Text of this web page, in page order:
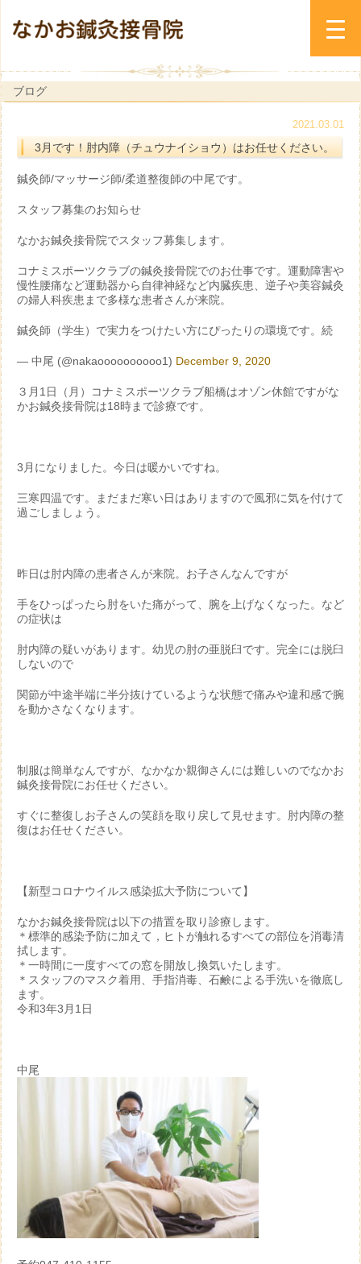
ブログ
2021.03.01
3月です！肘内障（チュウナイショウ）はお任せください。
鍼灸師/マッサージ師/柔道整復師の中尾です。
スタッフ募集のお知らせ
なかお鍼灸接骨院でスタッフ募集します。
コナミスポーツクラブの鍼灸接骨院でのお仕事です。運動障害や
慢性腰痛など運動器から自律神経など内臓疾患、逆子や美容鍼灸
の婦人科疾患まで多様な患者さんが来院。
鍼灸師（学生）で実力をつけたい方にぴったりの環境です。続
— 中尾 (@nakaoooooooooo1) December 9, 2020
３月1日（月）コナミスポーツクラブ船橋はオゾン休館ですがな
かお鍼灸接骨院は18時まで診療です。
3月になりました。今日は暖かいですね。
三寒四温です。まだまだ寒い日はありますので風邪に気を付けて
過ごしましょう。
昨日は肘内障の患者さんが来院。お子さんなんですが
手をひっぱったら肘をいた痛がって、腕を上げなくなった。など
の症状は
肘内障の疑いがあります。幼児の肘の亜脱臼です。完全には脱臼
しないので
関節が中途半端に半分抜けているような状態で痛みや違和感で腕
を動かさなくなります。
制服は簡単なんですが、なかなか親御さんには難しいのでなかお
鍼灸接骨院にお任せください。
すぐに整復しお子さんの笑顔を取り戻して見せます。肘内障の整
復はお任せください。
【新型コロナウイルス感染拡大予防について】
なかお鍼灸接骨院は以下の措置を取り診療します。
＊標準的感染予防に加えて，ヒトが触れるすべての部位を消毒清
拭します。
＊一時間に一度すべての窓を開放し換気いたします。
＊スタッフのマスク着用、手指消毒、石鹸による手洗いを徹底し
ます。
令和3年3月1日
中尾